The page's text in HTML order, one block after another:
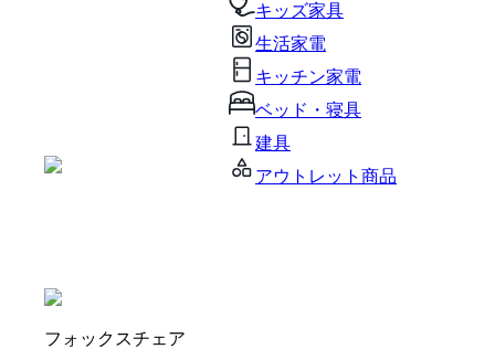
キッズ家具
生活家電
キッチン家電
ベッド・寝具
建具
アウトレット商品
フォックスチェア